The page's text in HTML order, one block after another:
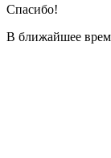
Спасибо!
В ближайшее